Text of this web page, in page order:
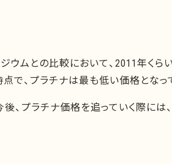
ウムとの比較において、2011年くら
、プラチナは最も低い価格となっ
、プラチナ価格を追っていく際には